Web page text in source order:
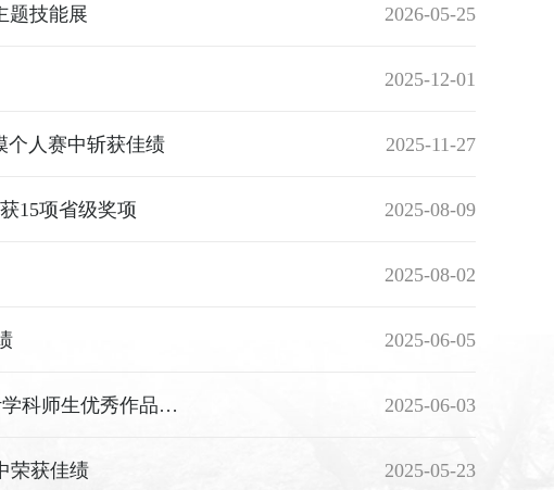
题技能展 2026-05-25
2025-12-01
个人赛中斩获佳绩 2025-11-27
15项省级奖项 2025-08-09
2025-08-02
2025-06-05
喜报｜我系室内学子在第九届“米兰设计周——中国高校设计学科师生优秀作品展”省赛中荣获佳绩 2025-06-03
荣获佳绩 2025-05-23